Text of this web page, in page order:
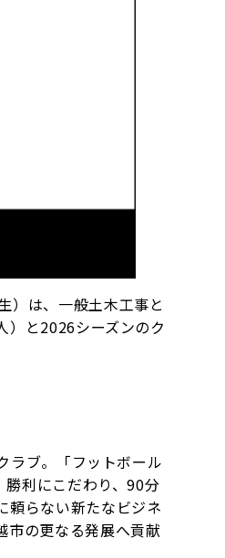
）は、一般土木工事と
と2026シーズンのク
ラブ。「フットボール
利にこだわり、90分
頼らない新たなビジネ
市の更なる発展へ貢献